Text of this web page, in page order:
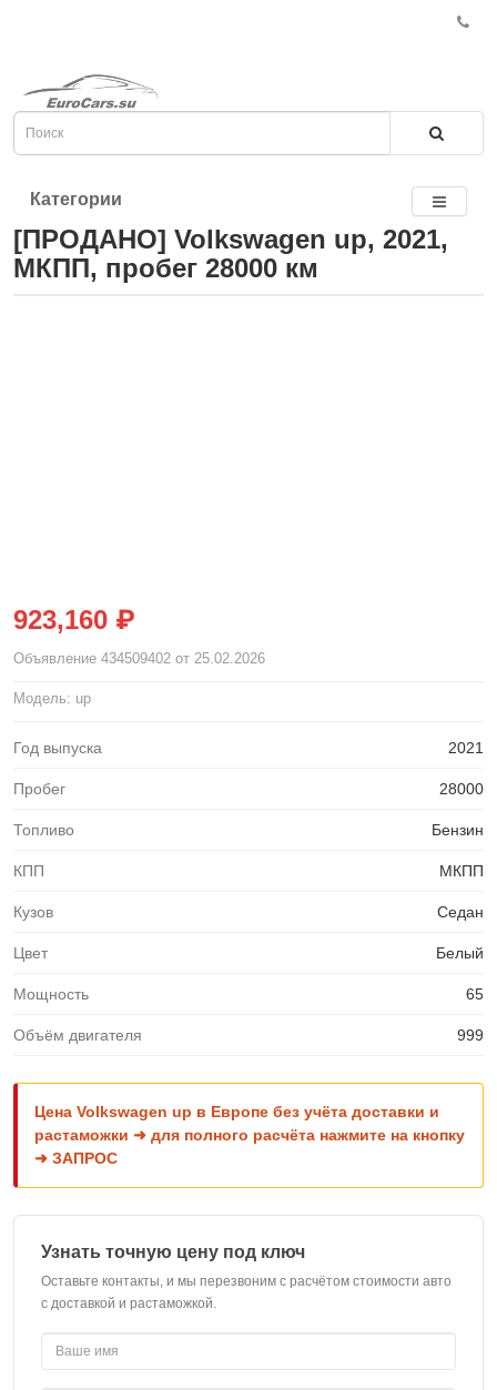
Категории
[ПРОДАНО] Volkswagen up, 2021,
МКПП, пробег 28000 км
923,160 ₽
Объявление 434509402 от 25.02.2026
Модель: up
Год выпуска 2021
Пробег 28000
Топливо Бензин
КПП МКПП
Кузов Седан
Цвет Белый
Мощность 65
Объём двигателя 999
Цена Volkswagen up в Европе без учёта доставки и
растаможки ➜ для полного расчёта нажмите на кнопку
➜ ЗАПРОС
Узнать точную цену под ключ
Оставьте контакты, и мы перезвоним с расчётом стоимости авто
с доставкой и растаможкой.